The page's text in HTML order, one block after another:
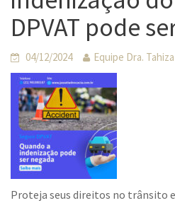
DPVAT pode
04/12/2024 Equipe Dra.
Proteja seus direitos no trânsito